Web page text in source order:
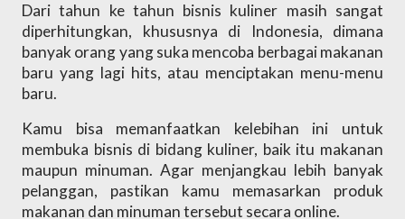
Dari tahun ke tahun bisnis kuliner masih sangat
diperhitungkan, khususnya di Indonesia, dimana
banyak orang yang suka mencoba berbagai makanan
baru yang lagi hits, atau menciptakan menu-menu
baru.
Kamu bisa memanfaatkan kelebihan ini untuk
membuka bisnis di bidang kuliner, baik itu makanan
maupun minuman. Agar menjangkau lebih banyak
pelanggan, pastikan kamu memasarkan produk
makanan dan minuman tersebut secara online.